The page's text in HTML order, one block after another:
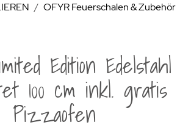
/ OFYR Feuerschalen & Zubehör
Edition Edelstahl
100 cm inkl. gratis
Pizzaofen